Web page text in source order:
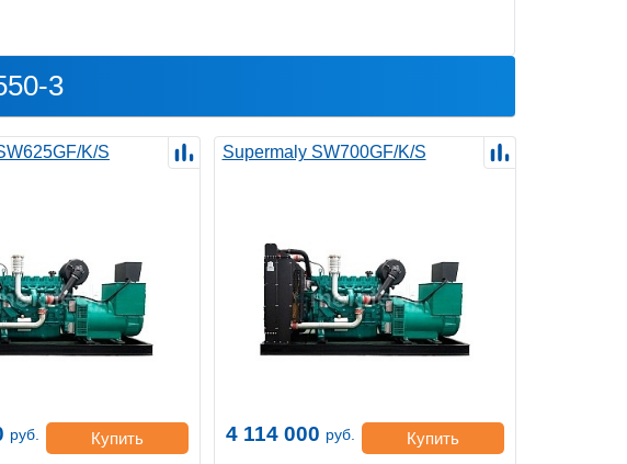
3
K/S
руб. Купить
Supermaly SW700GF/K/S
4 114 000 руб. Купить